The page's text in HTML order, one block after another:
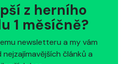
z herního
1 měsíčně?
newsletteru a my vám
článků a